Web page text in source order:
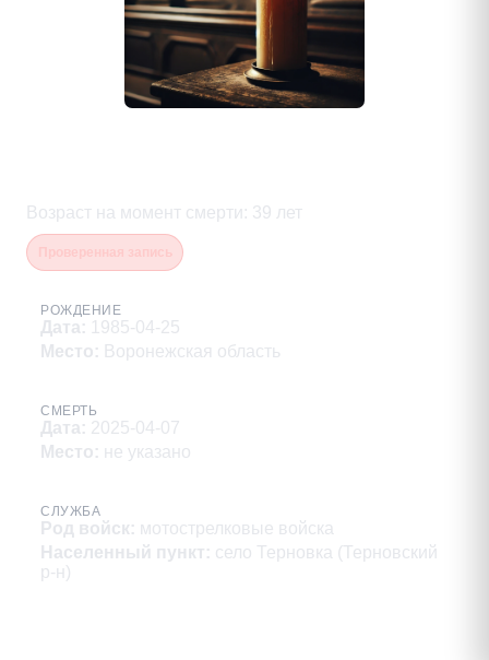
Возраст на момент смерти : 39 лет
РОЖДЕНИЕ
Дата: 1985-04-25
Место: Воронежская область
СМЕРТЬ
Дата: 2025-04-07
Место: не указано
СЛУЖБА
Род войск: мотострелковые войска
Населенный пункт: село Терновка (Терновский
р-н)